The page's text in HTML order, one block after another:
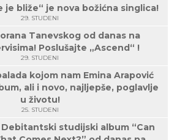
je bliže“ je nova božićna singlica!
29. STUDENI
Tanevskog od danas na
Poslušajte „Ascend“ !
29. STUDENI
kojom nam Emina Arapović
ali i novo, najljepše, poglavlje
u životu!
25. STUDENI
Debitantski studijski album “Can